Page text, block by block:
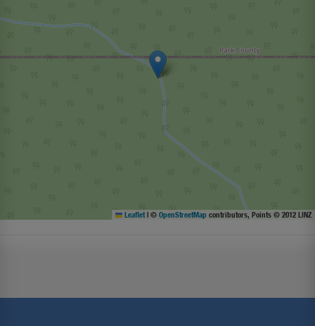
Leaflet | © OpenStreetMap contributors, Points © 2012 LINZ